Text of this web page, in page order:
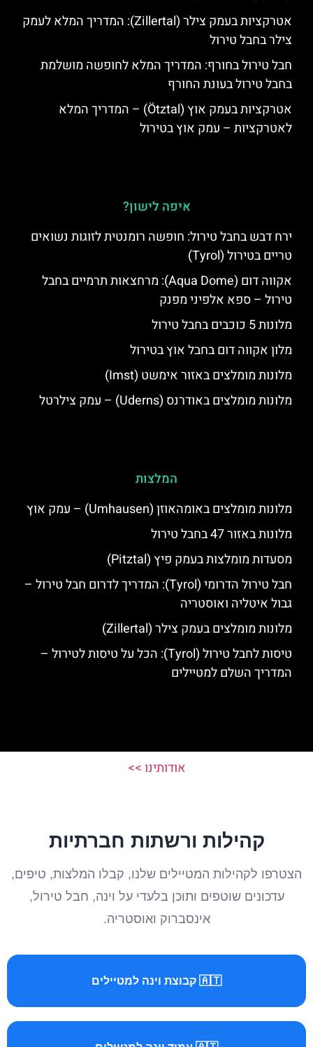
אטרקציות בעמק צילר (Zillertal): המדריך המלא לעמק
צילר בחבל טירול
חבל טירול בחורף: המדריך המלא לחופשה מושלמת
בחבל טירול בעונת החורף
אטרקציות בעמק אוץ (Ötztal) – המדריך המלא
לאטרקציות – עמק אוץ בטירול
איפה לישון?
ירח דבש בחבל טירול: חופשה רומנטית לזוגות נשואים
טריים בטירול (Tyrol)
אקווה דום (Aqua Dome): מרחצאות תרמיים בחבל
טירול – ספא אלפיני מפנק
מלונות 5 כוכבים בחבל טירול
מלון אקווה דום בחבל אוץ בטירול
מלונות מומלצים באזור אימשט (Imst)
מלונות מומלצים באודרנס (Uderns) – עמק צילרטל
המלצות
מלונות מומלצים באומהאוזן (Umhausen) – עמק אוץ
מלונות באזור 47 בחבל טירול
מסעדות מומלצות בעמק פיץ (Pitztal)
חבל טירול הדרומי (Tyrol): המדריך לדרום חבל טירול –
גבול איטליה ואוסטריה
מלונות מומלצים בעמק צילר (Zillertal)
טיסות לחבל טירול (Tyrol): הכל על טיסות לטירול –
המדריך השלם למטיילים
אודותינו >>
קהילות ורשתות חברתיות
הצטרפו לקהילות המטיילים שלנו, קבלו המלצות, טיפים,
עדכונים שוטפים ותוכן בלעדי על וינה, חבל טירול,
אינסברוק ואוסטריה.
🇦🇹 קבוצת וינה למטיילים